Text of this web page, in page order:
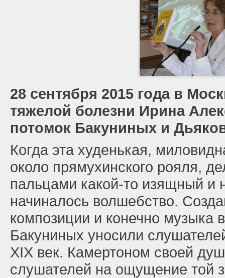
28 сентября 2015 года в
тяжелой болезни Ирина
потомок Бакуниных и
Когда эта худенькая,
около прямухинского рояля,
пальцами какой-то изящный и
начиналось волшебство.
композиции и конечно музыка
Бакуниных уносили
XIX век. Камертоном своей
слушателей на ощущение той